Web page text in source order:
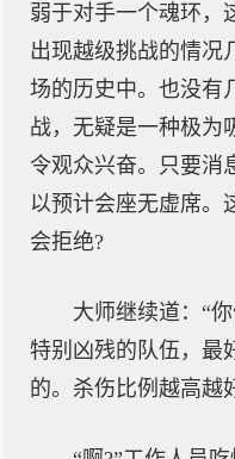
弱于对手一个魂环，
出现越级挑战的情况
场的历史中。也没有
战，无疑是一种极为
令观众兴奋。只要消
以预计会座无虚席。
会拒绝?
大师继续道：“
特别凶残的队伍，最
的。杀伤比例越高越